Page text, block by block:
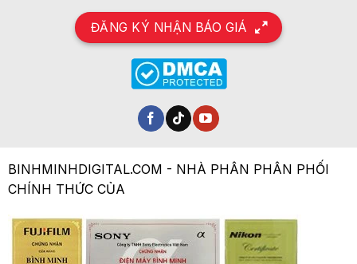
ĐĂNG KÝ NHẬN BÁO GIÁ
BINHMINHDIGITAL.COM - NHÀ PHÂN PHÂN PHỐI
CHÍNH THỨC CỦA